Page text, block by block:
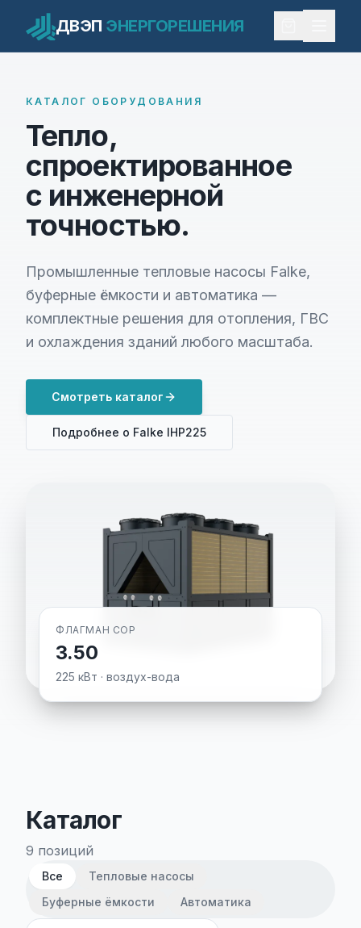
ДВЭП ЭНЕРГОРЕШЕНИЯ
КАТАЛОГ ОБОРУДОВАНИЯ
Тепло,
спроектированное
с инженерной
точностью.
Промышленные тепловые насосы Falke,
буферные ёмкости и автоматика —
комплектные решения для отопления, ГВС
и охлаждения зданий любого масштаба.
Смотреть каталог
Подробнее о Falke IHP225
ФЛАГМАН COP
3.50
225 кВт · воздух-вода
Каталог
9 позиций
Все
Тепловые насосы
Буферные ёмкости
Автоматика